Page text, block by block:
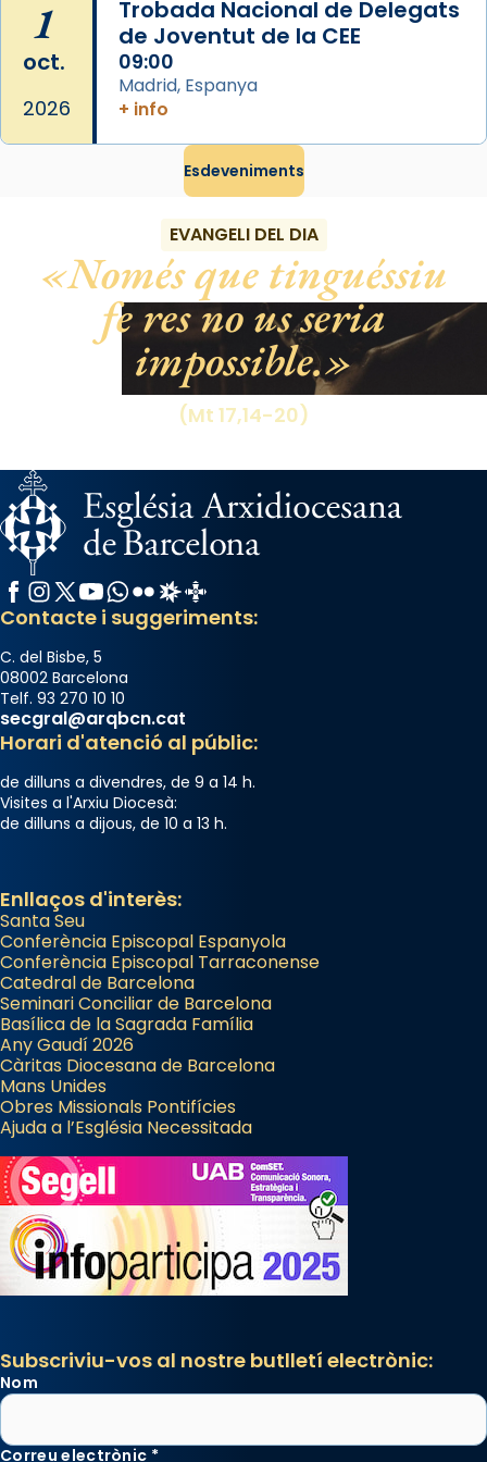
1
oct.
2026
Trobada Nacional de Delegats
de Joventut de la CEE
09:00
Madrid, Espanya
+ info
Esdeveniments
EVANGELI DEL DIA
Només que tinguéssiu
fe res no us seria
impossible.
(Mt 17,14-20)
Facebook
Instagram
X / Twitter
YouTube
WhatsApp
FlickrRadio Estel
Catalunya Cristiana
Contacte i suggeriments:
C. del Bisbe, 5
08002 Barcelona
Telf. 93 270 10 10
secgral@arqbcn.cat
Horari d'atenció al públic:
de dilluns a divendres, de 9 a 14 h.
Visites a l'Arxiu Diocesà:
de dilluns a dijous, de 10 a 13 h.
Enllaços d'interès:
Santa Seu
Conferència Episcopal Espanyola
Conferència Episcopal Tarraconense
Catedral de Barcelona
Seminari Conciliar de Barcelona
Basílica de la Sagrada Família
Any Gaudí 2026
Càritas Diocesana de Barcelona
Mans Unides
Obres Missionals Pontifícies
Ajuda a l’Església Necessitada
Subscriviu-vos al nostre butlletí electrònic:
Nom
Correu electrònic *